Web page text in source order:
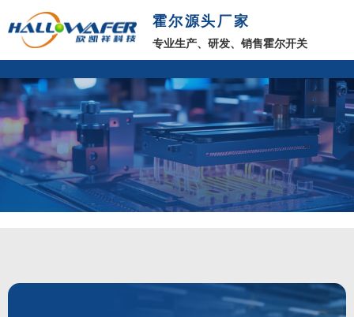
霍尔源头厂家
专业生产、研发、销售霍尔开关